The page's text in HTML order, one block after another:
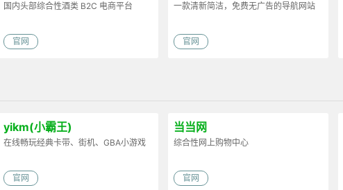
国内头部综合性酒类 B2C 电商平台
官网
一款清新简洁，免费无广告的导航网站
官网
yikm(小霸王)
在线畅玩经典卡带、街机、GBA小游戏
官网
当当网
综合性网上购物中心
官网